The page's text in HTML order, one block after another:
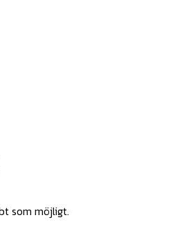
som möjligt.